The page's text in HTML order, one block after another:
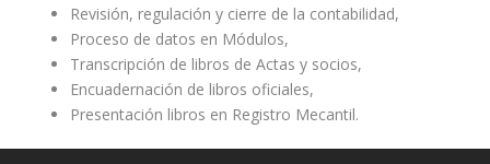
Revisión, regulación y cierre de la contabilidad,
Proceso de datos en Módulos,
Transcripción de libros de Actas y socios,
Encuadernación de libros oficiales,
Presentación libros en Registro Mecantil.